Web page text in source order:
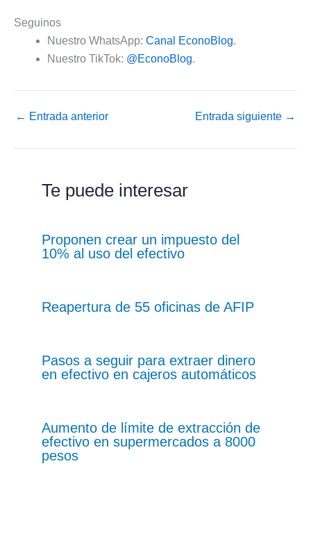
Seguinos
Nuestro WhatsApp: Canal EconoBlog.
Nuestro TikTok: @EconoBlog.
← Entrada anterior Entrada siguiente →
Te puede interesar
Proponen crear un impuesto del
10% al uso del efectivo
Reapertura de 55 oficinas de AFIP
Pasos a seguir para extraer dinero
en efectivo en cajeros automáticos
Aumento de límite de extracción de
efectivo en supermercados a 8000
pesos